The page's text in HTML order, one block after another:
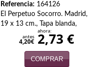
Referencia: 164126
El Perpetuo Socorro. Madrid,
19 x 13 cm., Tapa blanda,
antes
4,20€
ahora:
2,73 €
COMPRAR